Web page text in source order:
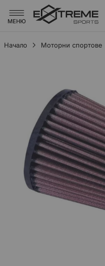
МЕНЮ
Начало Моторни спортове
изображенията